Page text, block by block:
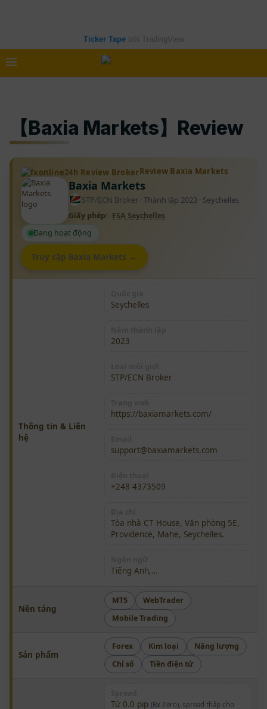
Ticker Tapebởi TradingView
【Baxia Markets】Review
Review Baxia Markets
Baxia Markets
STP/ECN Broker · Thành lập 2023 · Seychelles
Giấy phép: FSA Seychelles
Đang hoạt động
Truy cập Baxia Markets →
Thông tin & Liên
hệ
Seychelles
2023
STP/ECN Broker
https://baxiamarkets.com/
support@baxiamarkets.com
+248 4373509
Tòa nhà CT House, Văn phòng 5E,
Providence, Mahe, Seychelles.
Tiếng Anh,…
Nền tảng
MT5
WebTrader
Mobile Trading
Sản phẩm
Forex Kim loại
Năng lượng
Chỉ số
Tiền điện tử
Từ 0.0 pip (Bx Zero), spread thấp cho